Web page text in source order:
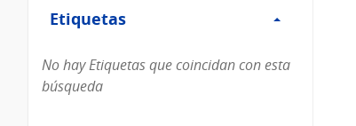
Etiquetas
Etiquetas
No hay Etiquetas que coincidan con esta
búsqueda